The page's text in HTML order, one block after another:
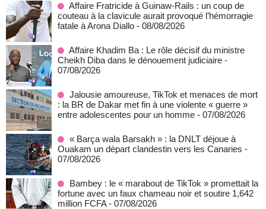
Affaire Fratricide à Guinaw-Rails : un coup de
couteau à la clavicule aurait provoqué l’hémorragie
fatale à Arona Diallo - 08/08/2026
Affaire Khadim Ba : Le rôle décisif du ministre
Cheikh Diba dans le dénouement judiciaire -
07/08/2026
Jalousie amoureuse, TikTok et menaces de mort
: la BR de Dakar met fin à une violente « guerre »
entre adolescentes pour un homme - 07/08/2026
« Barça wala Barsakh » : la DNLT déjoue à
Ouakam un départ clandestin vers les Canaries -
07/08/2026
Bambey : le « marabout de TikTok » promettait la
fortune avec un faux chameau noir et soutire 1,642
million FCFA - 07/08/2026